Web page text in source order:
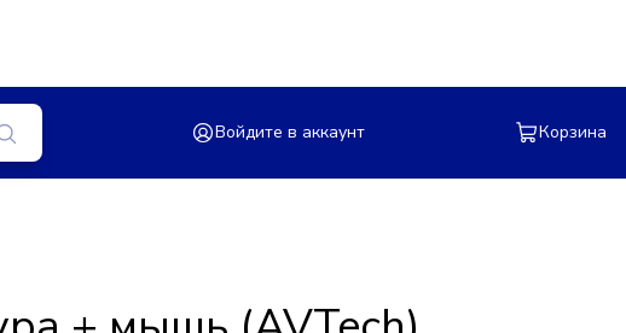
Войдите в аккаунт Корзина